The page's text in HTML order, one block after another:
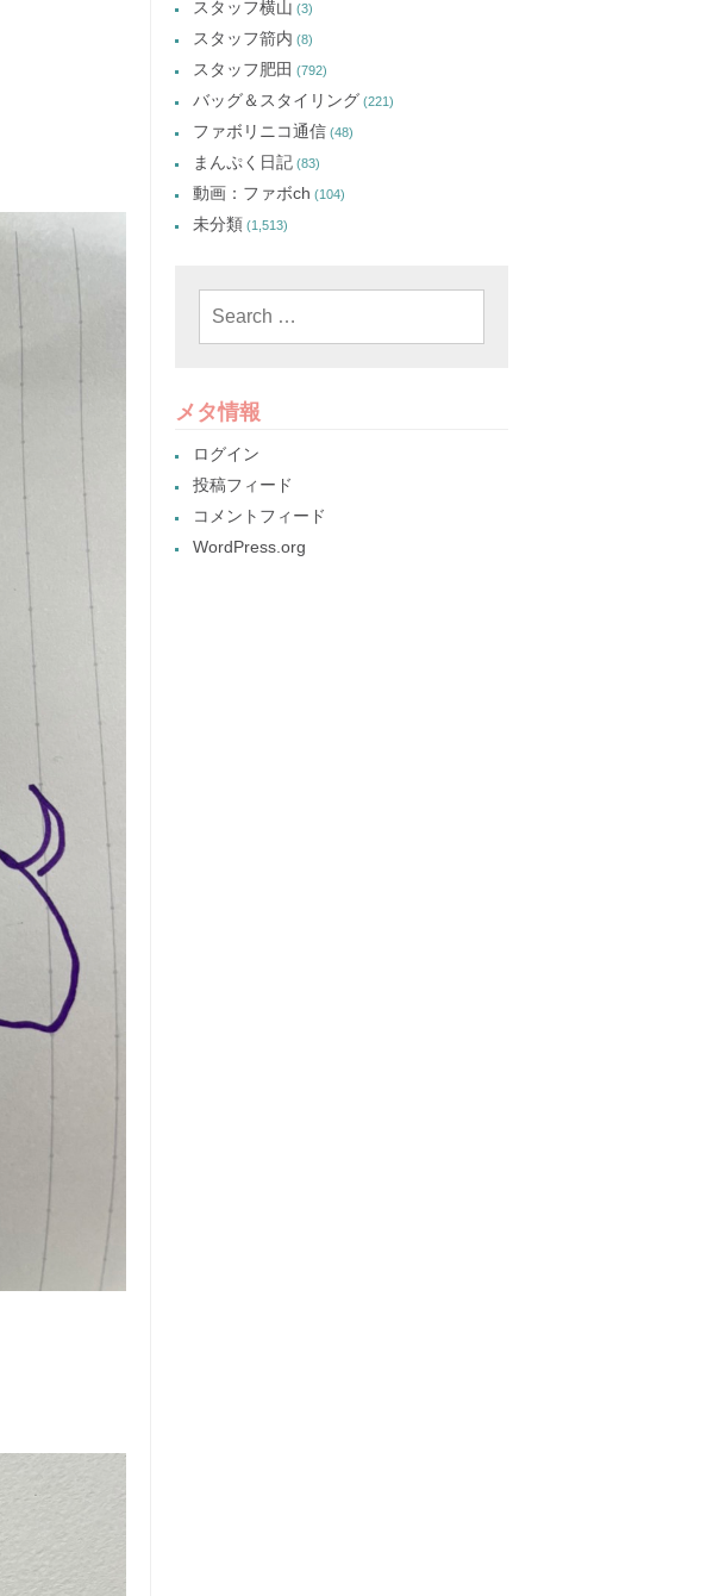
スタッフ横山 (3)
スタッフ箭内 (8)
スタッフ肥田 (792)
バッグ＆スタイリング (221)
ファボリニコ通信 (48)
まんぷく日記 (83)
動画：ファボch (104)
未分類 (1,513)
メタ情報
ログイン
投稿フィード
コメントフィード
WordPress.org